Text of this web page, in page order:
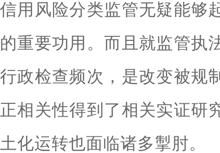
信用风险分类监管无疑能够
的重要功用。而且就监管执
行政检查频次，是改变被规
正相关性得到了相关实证研
土化运转也面临诸多掣肘。